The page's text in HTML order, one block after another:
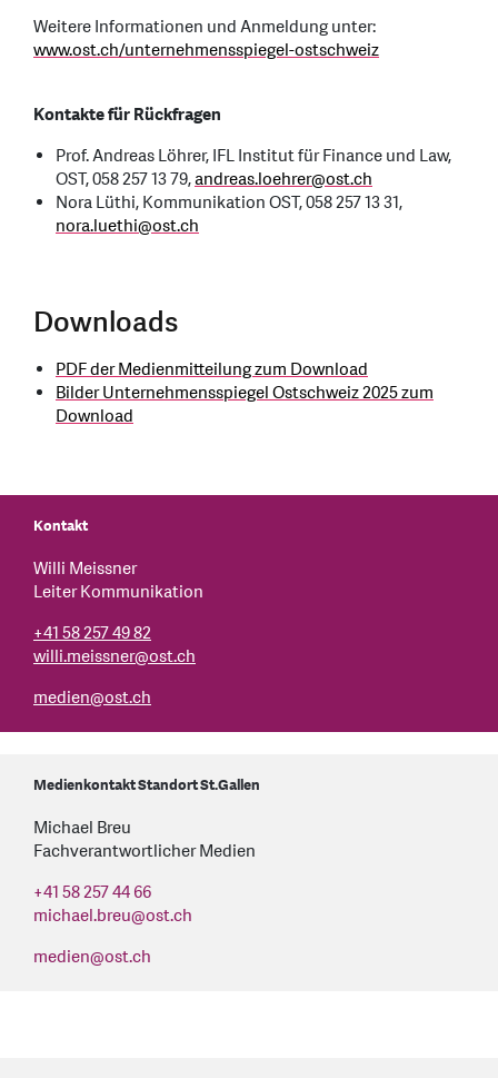
Weitere Informationen und Anmeldung unter:
www.ost.ch/unternehmensspiegel-ostschweiz
Kontakte für Rückfragen
Prof. Andreas Löhrer, IFL Institut für Finance und Law,
OST, 058 257 13 79,andreas.loehrer@ost.ch
Nora Lüthi, Kommunikation OST, 058 257 13 31,
nora.luethi@ost.ch
Downloads
PDF der Medienmitteilung zum Download
Bilder Unternehmensspiegel Ostschweiz 2025 zum
Download
Kontakt
Willi Meissner
Leiter Kommunikation
+41 58 257 49 82
willi.meissner@ost.ch
medien@ost.ch
Medienkontakt Standort St.Gallen
Michael Breu
Fachverantwortlicher Medien
+41 58 257 44 66
michael.breu@ost.ch
medien@ost.ch